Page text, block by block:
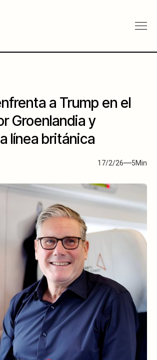
a Trump en el
Groenlandia y
línea británica
17/2/26 5Min